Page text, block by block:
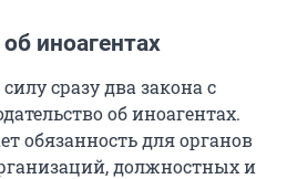
иноагентах
сразу два закона с
об иноагентах.
обязанность для органов
должностных и